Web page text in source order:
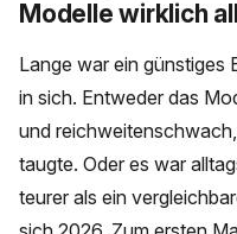
Modelle wirklich
Lange war ein günstiges
in sich. Entweder das
und
taugte. Oder es war
teurer als ein